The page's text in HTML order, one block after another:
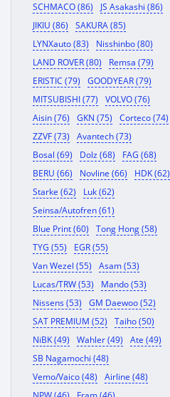
SCHMACO (86)
JS Asakashi (86)
JIKIU (86)
SAKURA (85)
LYNXauto (83)
Nisshinbo (80)
LAND ROVER (80)
Remsa (79)
ERISTIC (79)
GOODYEAR (79)
MITSUBISHI (77)
VOLVO (76)
Aisin (76)
GKN (75)
Corteco (74)
ZZVF (73)
Avantech (73)
Bosal (69)
Dolz (68)
FAG (68)
BERU (66)
Novline (66)
HDK (62)
Starke (62)
Luk (62)
Seinsa/Autofren (61)
Blue Print (60)
Tong Hong (58)
TYG (55)
EGR (55)
Van Wezel (55)
Asam (53)
Lucas/TRW (53)
Mando (53)
Nissens (53)
GM Daewoo (52)
SAT PREMIUM (52)
Taiho (50)
NiBK (49)
Wahler (49)
Ate (49)
SB Nagamochi (48)
Vemo/Vaico (48)
Airline (48)